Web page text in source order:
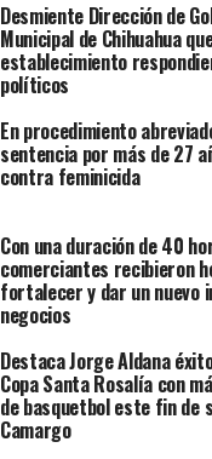
Desmiente Dirección de
Municipal de Chihuahua
establecimiento
políticos
En procedimiento
sentencia por más de 27
contra feminicida
Con una duración de 40
comerciantes recibieron
fortalecer y dar un nuevo
negocios
Destaca Jorge Aldana
Copa Santa Rosalía con
de basquetbol este fin de
Camargo